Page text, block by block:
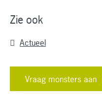
Zie ook
Actueel
Vraag monsters aan